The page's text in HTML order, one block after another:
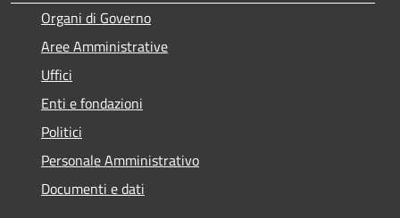
Organi di Governo
Aree Amministrative
Uffici
Enti e fondazioni
Politici
Personale Amministrativo
Documenti e dati